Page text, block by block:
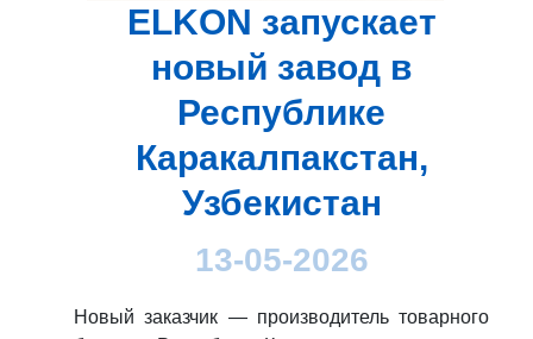
ELKON запускает
новый завод в
Республике
Каракалпакстан,
Узбекистан
13-05-2026
Новый заказчик — производитель товарного